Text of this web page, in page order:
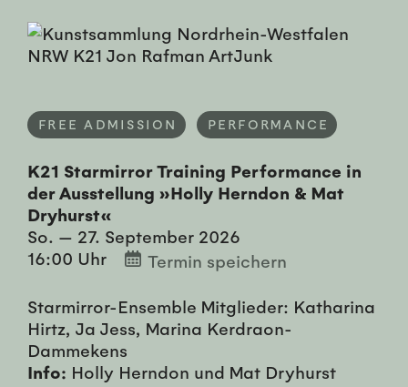
FREE ADMISSION PERFORMANCE
K21 Starmirror Training Performance in
der Ausstellung »Holly Herndon & Mat
Dryhurst«
So. — 27. September 2026
16:00 Uhr
Termin speichern
Starmirror-Ensemble Mitglieder: Katharina
Hirtz, Ja Jess, Marina Kerdraon-
Dammekens
Info: Holly Herndon und Mat Dryhurst